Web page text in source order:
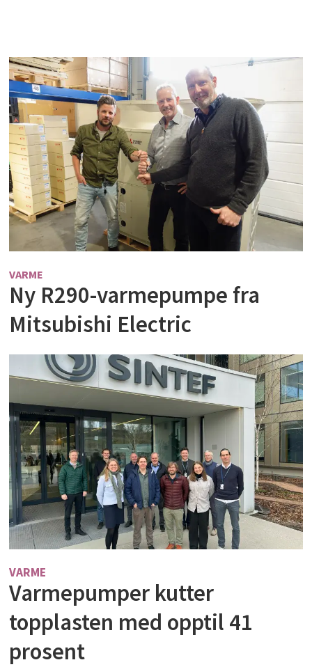
VARME
Ny R290-varmepumpe fra
Mitsubishi Electric
VARME
Varmepumper kutter
topplasten med opptil 41
prosent